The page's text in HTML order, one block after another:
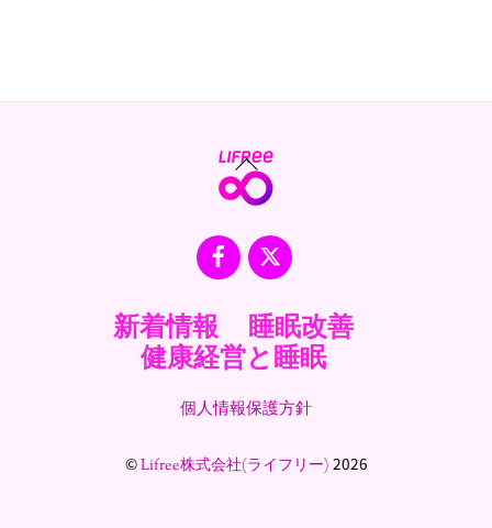
Back
To
Facebook
X
新着情報
睡眠改善
健康経営と睡眠
個人情報保護方針
©Lifree株式会社(ライフリー) 2026